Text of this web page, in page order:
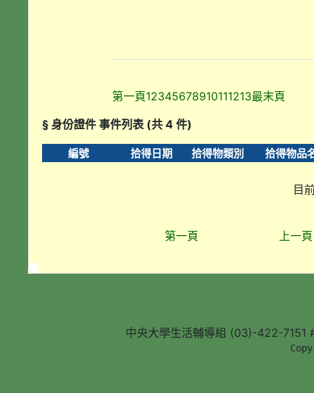
第一頁12345678910111213最末頁
§ 身份證件 事件列表 (共 4 件)
編號 拾得日期 拾得物類別 拾得物品
目
第一頁 上一頁
中央大學生活輔導組 (03)-422-7151